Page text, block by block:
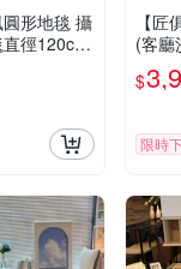
圓形地毯 攝
徑120cm-
滑
【
(客廳
級
油風
$
限時